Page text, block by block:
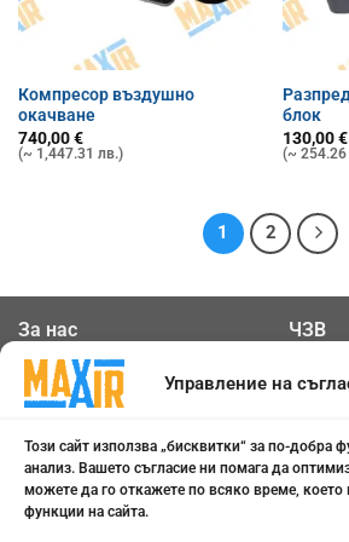
Управление на
Този сайт използва „бисквитки“ за по-добра
анализ. Вашето съгласие ни помага да
можете да го откажете по всяко време, което
функции на сайта.
Компресор въздушно
окачване
740,00€
(~ 1,447.31 лв.)
блок
130,00€
(~ 254.26
1 2
За нас
Общи условия
поверителност
ЧЗВ